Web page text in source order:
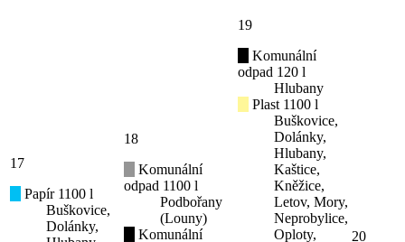
17
Papír 1100 l
Buškovice,
Dolánky,
18
Komunální
odpad 1100 l
Podbořany
(Louny)
Komunální
19
Komunální
odpad 120 l
Hlubany
Plast 1100 l
Buškovice,
Dolánky,
Hlubany,
Kaštice,
Kněžice,
Letov, Mory,
Neprobylice,
Oploty,
20